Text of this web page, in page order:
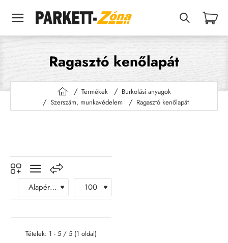
Ragasztó kenőlapát
h
o
Termékek
Burkolási anyagok
Szerszám, munkavédelem
Ragasztó kenőlapát
Tételek: 1 - 5 / 5 (1 oldal)